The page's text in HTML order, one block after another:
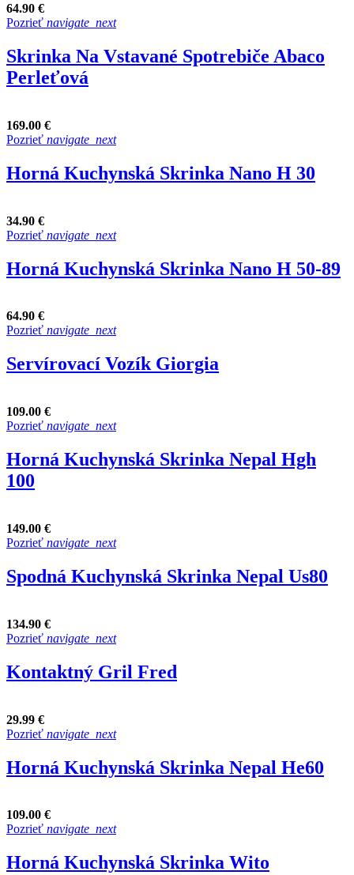
64.90 €
Pozrieť navigate_next
Skrinka Na Vstavané Spotrebiče Abaco
Perleťová
169.00 €
Pozrieť navigate_next
Horná Kuchynská Skrinka Nano H 30
34.90 €
Pozrieť navigate_next
Horná Kuchynská Skrinka Nano H 50-89
64.90 €
Pozrieť navigate_next
Servírovací Vozík Giorgia
109.00 €
Pozrieť navigate_next
Horná Kuchynská Skrinka Nepal Hgh
100
149.00 €
Pozrieť navigate_next
Spodná Kuchynská Skrinka Nepal Us80
134.90 €
Pozrieť navigate_next
Kontaktný Gril Fred
29.99 €
Pozrieť navigate_next
Horná Kuchynská Skrinka Nepal He60
109.00 €
Pozrieť navigate_next
Horná Kuchynská Skrinka Wito